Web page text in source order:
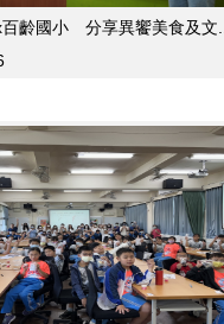
齡國小 分享異饗美食及文...